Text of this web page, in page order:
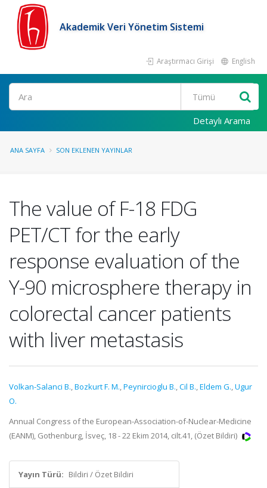
Akademik Veri Yönetim Sistemi
Araştırmacı Girişi English
Ara
Detaylı Arama
ANA SAYFA SON EKLENEN YAYINLAR
The value of F-18 FDG
PET/CT for the early
response evaluation of the
Y-90 microsphere therapy in
colorectal cancer patients
with liver metastasis
Volkan-Salanci B.,Bozkurt F. M.,Peynircioglu B.,Cil B.,Eldem G.,Ugur
O.
Annual Congress of the European-Association-of-Nuclear-Medicine
(EANM), Gothenburg, İsveç, 18 - 22 Ekim 2014, cilt.41, (Özet Bildiri)
Yayın Türü: Bildiri / Özet Bildiri